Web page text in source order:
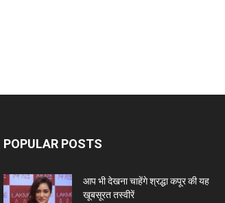
POPULAR POSTS
आप भी देखना चाहेंगे श्रद्धा कपूर की यह
खूबसूरत तस्वीरें